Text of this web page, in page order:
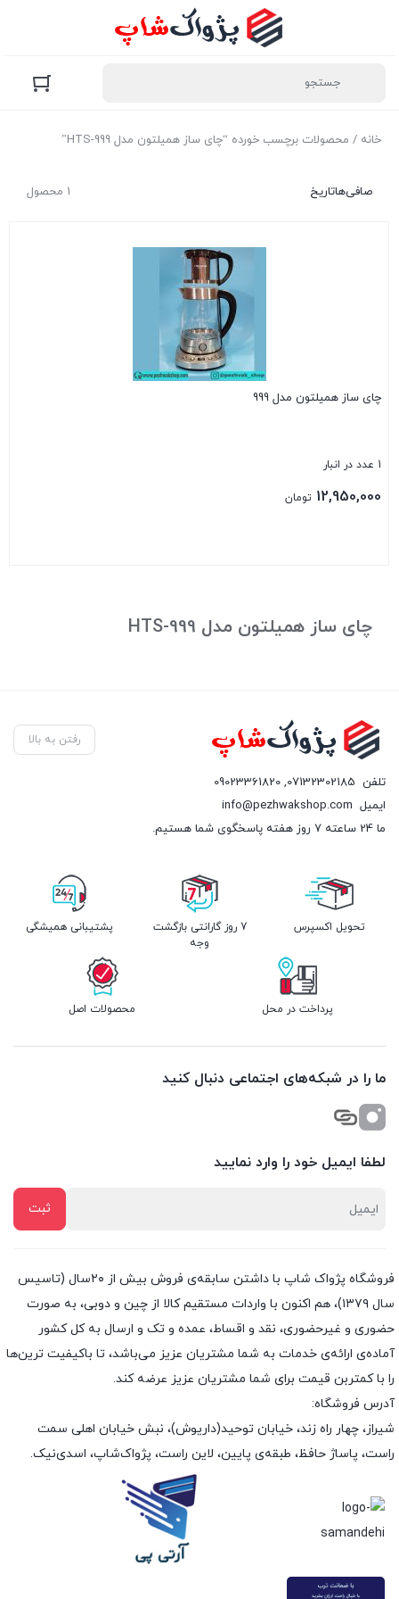
خانه / محصولات برچسب خورده “چای ساز همیلتون مدل HTS-999”
1 محصول صافی‌هاتاریخ
چای ساز همیلتون مدل 999
1 عدد در انبار
12,950,000 تومان
چای ساز همیلتون مدل HTS-999
رفتن به بالا
تلفن 07132302185
,
09023361820
ایمیل info@pezhwakshop.com
ما 24 ساعته 7 روز هفته پاسخگوی شما هستیم.
تحویل اکسپرس
7 روز گارانتی بازگشت
وجه
پشتیبانی همیشگی
پرداخت در محل محصولات اصل
ما را در شبکه‌های اجتماعی دنبال کنید
لطفا ایمیل خود را وارد نمایید
فروشگاه پژواک شاپ با داشتن سابقه‌ی فروش بیش از ۲۰سال (تاسیس
سال ۱۳۷۹)، هم اکنون با واردات مستقیم کالا از چین و دوبی، به صورت
حضوری و غیرحضوری، نقد و اقساط، عمده و تک و ارسال به کل کشور
آماده‌ی ارائه‌ی خدمات به شما مشتریان عزیز می‌باشد، تا باکیفیت ترین‌ها
را با کمتربن قیمت برای شما مشتریان عزیز عرضه کند.
آدرس فروشگاه:
شیراز، چهار راه زند، خیابان توحید(داریوش)، نبش خیابان اهلی سمت
راست، پاساژ حافظ، طبقه‌ی پایین، لاین راست، پژواک‌شاپ، اسدی‌نیک.